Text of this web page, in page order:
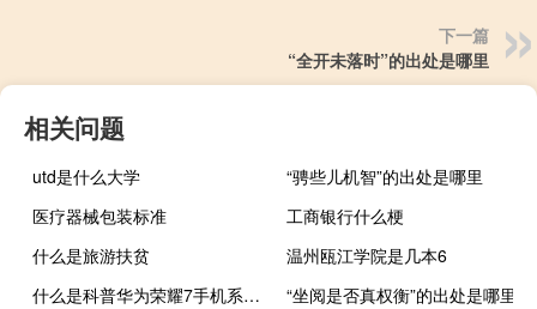
下一篇
“全开未落时”的出处是哪里
相关问题
utd是什么大学
“骋些儿机智”的出处是哪里
医疗器械包装标准
工商银行什么梗
什么是旅游扶贫
温州瓯江学院是几本6
什么是科普华为荣耀7手机系统 努比亚m2处理器怎么样？
“坐阅是否真权衡”的出处是哪里